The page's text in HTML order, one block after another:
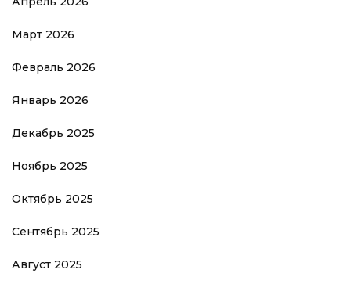
Март 2026
Февраль 2026
Январь 2026
Декабрь 2025
Ноябрь 2025
Октябрь 2025
Сентябрь 2025
Август 2025